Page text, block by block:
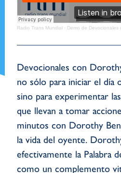
Radio Trans Mundial · Demo de Devocionales
Devocionales con
no sólo para iniciar el día
sino para experimentar
que llevan a tomar
minutos con Dorothy
la vida del oyente.
efectivamente la Palabra
como un complemento